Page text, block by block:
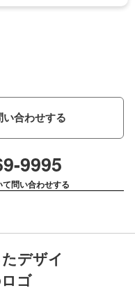
い合わせする
9995
問い合わせする
デザイ
ゴ